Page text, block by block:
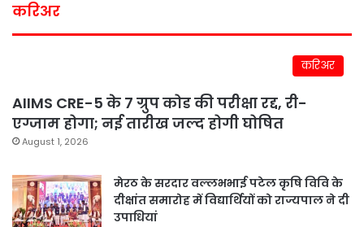
करिअर
करिअर
AIIMS CRE-5 के 7 ग्रुप कोड की परीक्षा रद्द, री-
एग्जाम होगा; नई तारीख जल्द होगी घोषित
August 1, 2026
मेरठ के सरदार वल्लभभाई पटेल कृषि विवि के
दीक्षांत समारोह में विद्यार्थियों को राज्यपाल ने दी
उपाधियां